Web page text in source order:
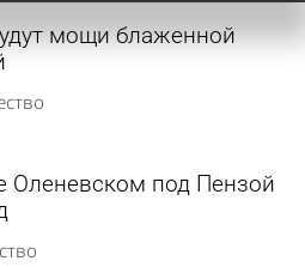
мощи блаженной
Оленевском под Пензой